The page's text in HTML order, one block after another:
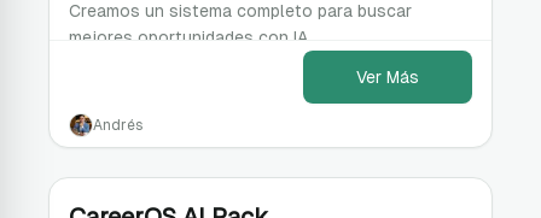
Creamos un sistema completo para buscar
mejores oportunidades con IA.
Ver Más
Andrés